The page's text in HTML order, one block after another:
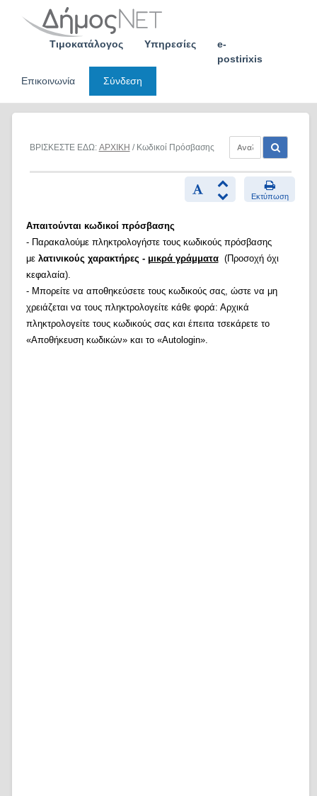
Τιμοκατάλογος Υπηρεσίες
e-
postirixis
Επικοινωνία
Σύνδεση
ΒΡΙΣΚΕΣΤΕ ΕΔΩ: ΑΡΧΙΚΗ / Κωδικοί Πρόσβασης
Εκτύπωση
Απαιτούνται κωδικοί πρόσβασης
- Παρακαλούμε πληκτρολογήστε τους κωδικούς πρόσβασης
με λατινικούς χαρακτήρες - μικρά γράμματα(Προσοχή όχι
κεφαλαία).
- Μπορείτε να αποθηκεύσετε τους κωδικούς σας, ώστε να μη
χρειάζεται να τους πληκτρολογείτε κάθε φορά: Αρχικά
πληκτρολογείτε τους κωδικούς σας και έπειτα τσεκάρετε το
«Αποθήκευση κωδικών» και το «Autologin».